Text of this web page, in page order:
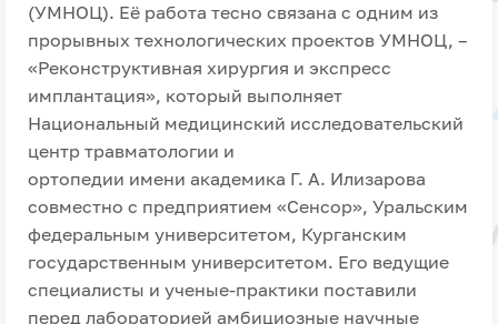
(УМНОЦ). Её работа тесно связана с одним из
прорывных технологических проектов УМНОЦ, –
«Реконструктивная хирургия и экспресс
имплантация», который выполняет
Национальный медицинский исследовательский
центр травматологии и
ортопедии имени академика Г. А. Илизарова
совместно с предприятием «Сенсор», Уральским
федеральным университетом, Курганским
государственным университетом. Его ведущие
специалисты и ученые-практики поставили
перед лабораторией амбициозные научные